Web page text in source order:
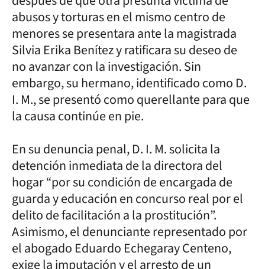
abusos y torturas en el mismo centro de
menores se presentara ante la magistrada
Silvia Erika Benítez y ratificara su deseo de
no avanzar con la investigación. Sin
embargo, su hermano, identificado como D.
I. M., se presentó como querellante para que
la causa continúe en pie.
En su denuncia penal, D. I. M. solicita la
detención inmediata de la directora del
hogar “por su condición de encargada de
guarda y educación en concurso real por el
delito de facilitación a la prostitución”.
Asimismo, el denunciante representado por
el abogado Eduardo Echegaray Centeno,
exige la imputación y el arresto de un